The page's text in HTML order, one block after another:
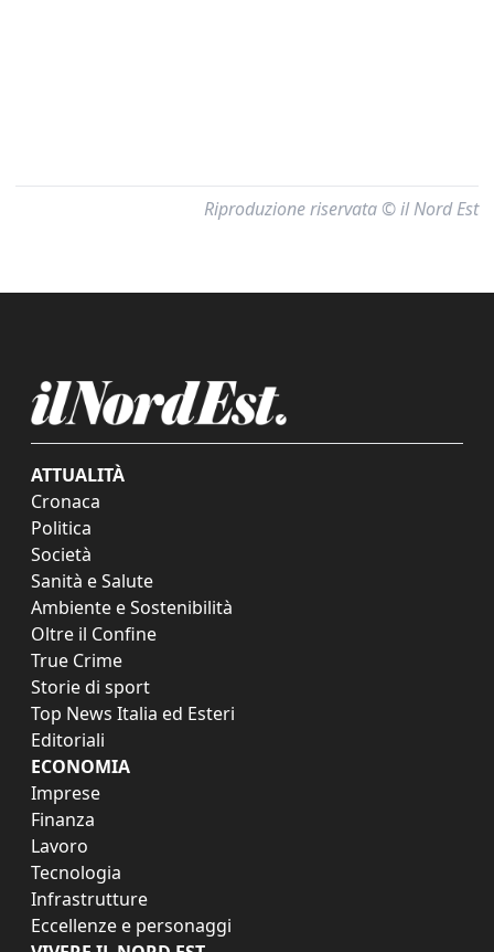
Riproduzione riservata © il Nord Est
ATTUALITÀ
Cronaca
Politica
Società
Sanità e Salute
Ambiente e Sostenibilità
Oltre il Confine
True Crime
Storie di sport
Top News Italia ed Esteri
Editoriali
ECONOMIA
Imprese
Finanza
Lavoro
Tecnologia
Infrastrutture
Eccellenze e personaggi